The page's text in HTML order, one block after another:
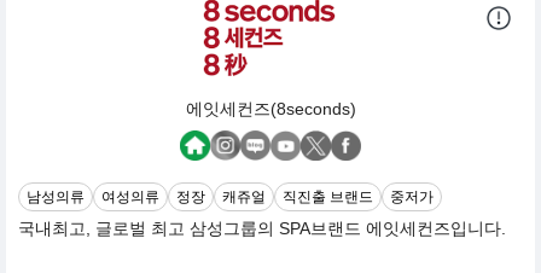
에잇세컨즈(8seconds)
남성의류 여성의류 정장 캐쥬얼 직진출 브랜드 중저가
국내최고, 글로벌 최고 삼성그룹의 SPA브랜드 에잇세컨즈입니다.